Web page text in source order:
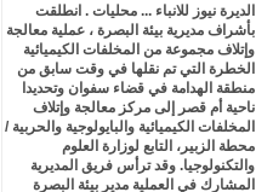
ter atsa
pp
الديرة نيوز للانباء ... محليات . انطلقت
بأشراف مديرية بيئة البصرة ، عملية معالجة
وإتلاف مجموعة من المخلفات الكيميائية
الخطرة التي تم نقلها في وقت سابق من
منطقة الهدامة في قضاء سفوان وتحديدا
ناحية أم قصر إلى مركز معالجة وإتلاف
المخلفات الكيميائية والبايولوجية والحربية /
محطة الزبير، التابع لوزارة العلوم
والتكنولوجيا. وقد ترأس فريق المديرية
المشارك في العملية مدير بيئة البصرة